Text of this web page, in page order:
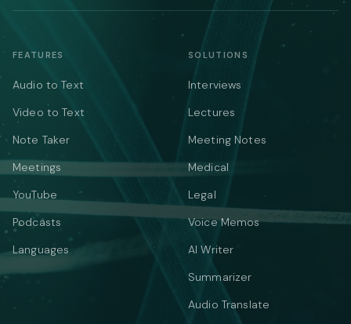
FEATURES
Audio to Text
Video to Text
Note Taker
Meetings
YouTube
Podcasts
Languages
SOLUTIONS
Interviews
Lectures
Meeting Notes
Medical
Legal
Voice Memos
AI Writer
Summarizer
Audio Translate